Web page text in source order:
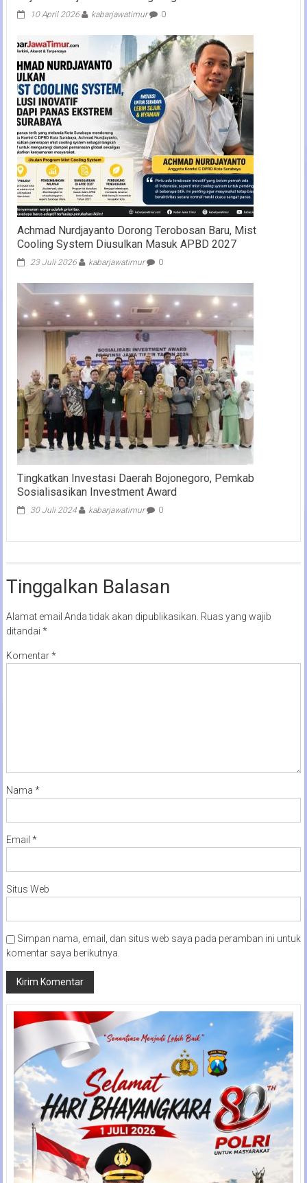
10 April 2026 kabarjawatimur 0
Achmad Nurdjayanto Dorong Terobosan Baru, Mist
Cooling System Diusulkan Masuk APBD 2027
23 Juli 2026 kabarjawatimur 0
Tingkatkan Investasi Daerah Bojonegoro, Pemkab
Sosialisasikan Investment Award
30 Juli 2024 kabarjawatimur 0
Tinggalkan Balasan
Alamat email Anda tidak akan dipublikasikan. Ruas yang wajib
ditandai *
Komentar*
Nama *
Email *
Situs Web
Simpan nama, email, dan situs web saya pada peramban ini untuk
komentar saya berikutnya.